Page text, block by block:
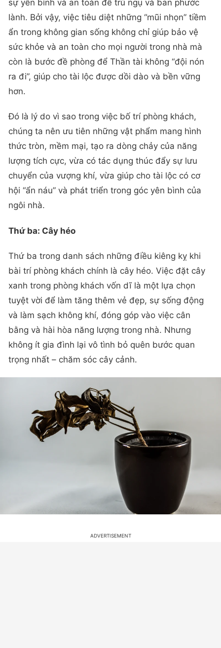
sự yên bình và an toàn để trú ngụ và ban phước
lành. Bởi vậy, việc tiêu diệt những “mũi nhọn” tiềm
ẩn trong không gian sống không chỉ giúp bảo vệ
sức khỏe và an toàn cho mọi người trong nhà mà
còn là bước đề phòng để Thần tài không “đội nón
ra đi”, giúp cho tài lộc được dồi dào và bền vững
hơn.
Đó là lý do vì sao trong việc bố trí phòng khách,
chúng ta nên ưu tiên những vật phẩm mang hình
thức tròn, mềm mại, tạo ra dòng chảy của năng
lượng tích cực, vừa có tác dụng thúc đẩy sự lưu
chuyển của vượng khí, vừa giúp cho tài lộc có cơ
hội “ẩn náu” và phát triển trong góc yên bình của
ngôi nhà.
Thứ ba: Cây héo
Thứ ba trong danh sách những điều kiêng kỵ khi
bài trí phòng khách chính là cây héo. Việc đặt cây
xanh trong phòng khách vốn dĩ là một lựa chọn
tuyệt vời để làm tăng thêm vẻ đẹp, sự sống động
và làm sạch không khí, đóng góp vào việc cân
bằng và hài hòa năng lượng trong nhà. Nhưng
không ít gia đình lại vô tình bỏ quên bước quan
trọng nhất – chăm sóc cây cảnh.